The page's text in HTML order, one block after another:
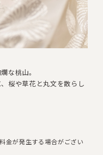
な桃山。
、 桜や草花と丸文を散らし
金が発生する場合がござい